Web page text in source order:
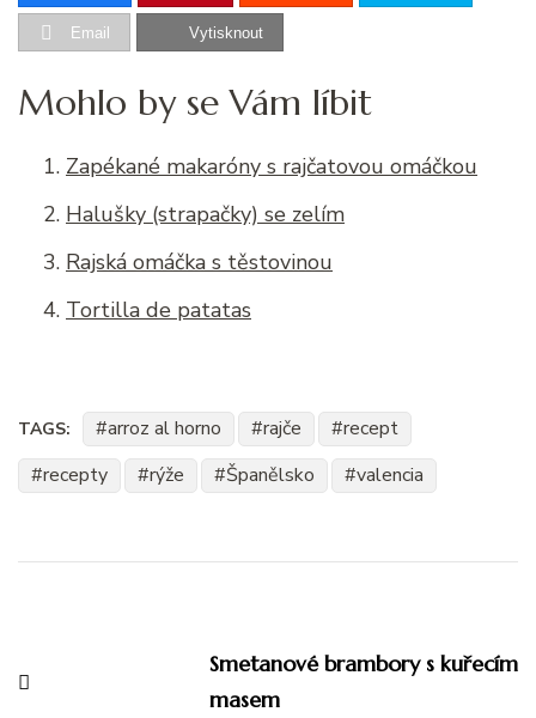
Email Vytisknout
Mohlo by se Vám líbit
Zapékané makaróny s rajčatovou omáčkou
Halušky (strapačky) se zelím
Rajská omáčka s těstovinou
Tortilla de patatas
TAGS: arroz al horno rajče
recept
recepty
rýže Španělsko valencia
Smetanové brambory s kuřecím
masem